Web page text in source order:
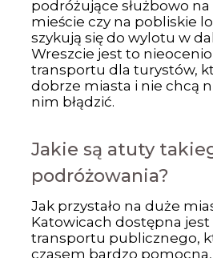
podróżujące służbowo
mieście czy na pobliskie
szykują się do wylotu w
Wreszcie jest to
transportu dla turystów,
dobrze miasta i nie chcą
nim błądzić.
Jakie są atuty
podróżowania?
Jak przystało na duże
Katowicach dostępna jest
transportu publicznego,
czasem bardzo